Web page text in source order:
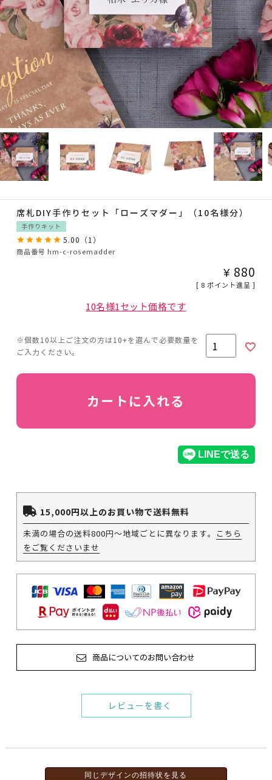
席札DIY手作りセット「ローズマダー」（10名様分）
手作りキット
5.00 （ 1 ）
商品番号 hm-c-rosemadder
¥ 880
[ 8 ポイント進呈 ]
10名様1セット価格です
カートに入れる
15,000円以上のお買い物で送料無料
未満の場合の送料800円～地域ごとに異なります。
こちら
をご覧くださいませ
商品についてのお問い合わせ
レビューを書く
同じデザインの招待状を見る